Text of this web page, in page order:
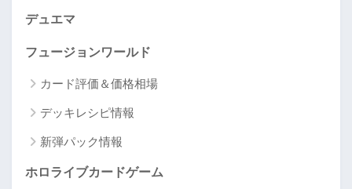
デュエマ
フュージョンワールド
カード評価＆価格相場
デッキレシピ情報
新弾パック情報
ホロライブカードゲーム